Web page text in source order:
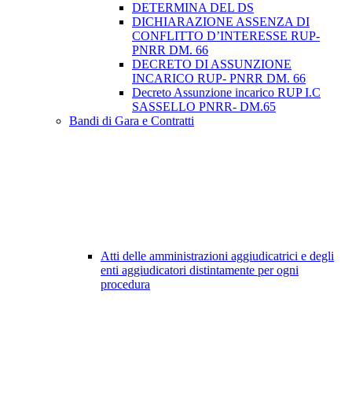
DETERMINA DEL DS
DICHIARAZIONE ASSENZA DI
CONFLITTO D’INTERESSE RUP-
PNRR DM. 66
DECRETO DI ASSUNZIONE
INCARICO RUP- PNRR DM. 66
Decreto Assunzione incarico RUP I.C
SASSELLO PNRR- DM.65
Bandi di Gara e Contratti
Atti delle amministrazioni aggiudicatrici e degli
enti aggiudicatori distintamente per ogni
procedura